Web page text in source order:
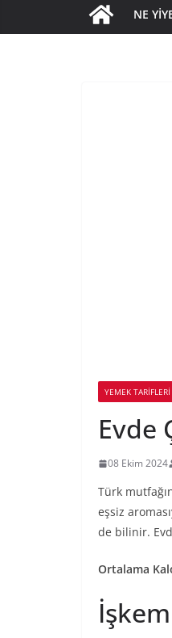
NE
YEMEK TARİFLERİ
Evde
08 Ekim 2024
Türk
eşsiz
de bilinir.
Ortalama